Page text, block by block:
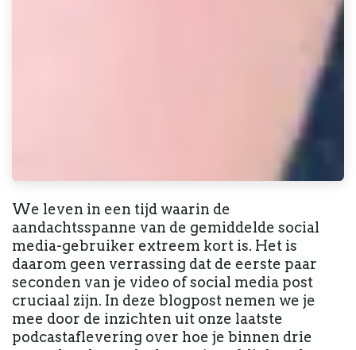
We leven in een tijd waarin de
aandachtsspanne van de gemiddelde social
media-gebruiker extreem kort is. Het is
daarom geen verrassing dat de eerste paar
seconden van je video of social media post
cruciaal zijn. In deze blogpost nemen we je
mee door de inzichten uit onze laatste
podcastaflevering over hoe je binnen drie